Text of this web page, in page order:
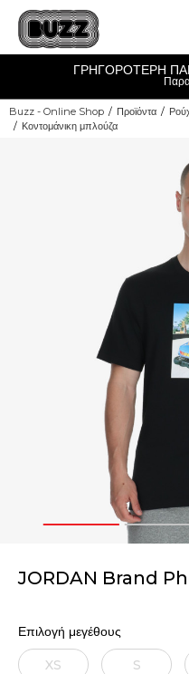
ΓΡΗΓΟΡΟΤΕΡΗ
Buzz - Online Shop Προϊόντα
Κοντομάνικη μπλούζα
1 2
JORDAN Brand
Επιλογή μεγέθους
XS S